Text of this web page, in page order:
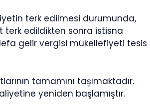
terk edilmesi durumunda,
terk edildikten sonra istisna
gelir vergisi mükellefiyeti tesis
tamamını taşımaktadır.
yeniden başlamıştır.